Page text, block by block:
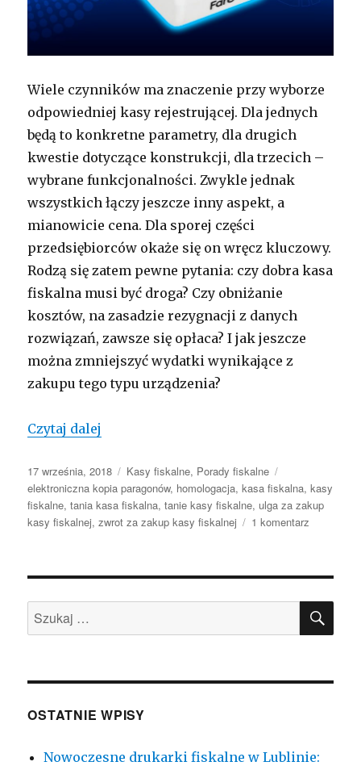
Wiele czynników ma znaczenie przy wyborze
odpowiedniej kasy rejestrującej. Dla jednych
będą to konkretne parametry, dla drugich
kwestie dotyczące konstrukcji, dla trzecich –
wybrane funkcjonalności. Zwykle jednak
wszystkich łączy jeszcze inny aspekt, a
mianowicie cena. Dla sporej części
przedsiębiorców okaże się on wręcz kluczowy.
Rodzą się zatem pewne pytania: czy dobra kasa
fiskalna musi być droga? Czy obniżanie
kosztów, na zasadzie rezygnacji z danych
rozwiązań, zawsze się opłaca? I jak jeszcze
można zmniejszyć wydatki wynikające z
zakupu tego typu urządzenia?
Czytaj dalej
Opublikowano
17 września, 2018 Kategorie
Kasy fiskalne, Porady fiskalne
elektroniczna kopia paragonów, homologacja,kasa fiskalna,kasy
fiskalne,tania kasa fiskalna,tanie kasy fiskalne, ulga za zakup
kasy fiskalnej,zwrot za zakup kasy fiskalnej 1 komentarz
jest
tanimi
kasami
Szukaj:
OSTATNIE WPISY
Nowoczesne drukarki fiskalne w Lublinie: